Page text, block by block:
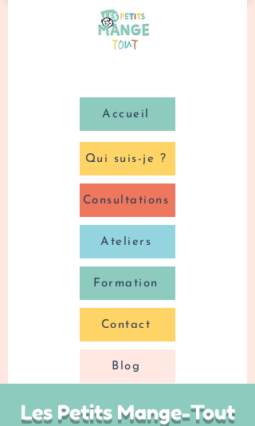
Accueil
Qui suis-je ?
Consultations
Ateliers
Formation
Contact
Blog
Les Petits Mange-Tout